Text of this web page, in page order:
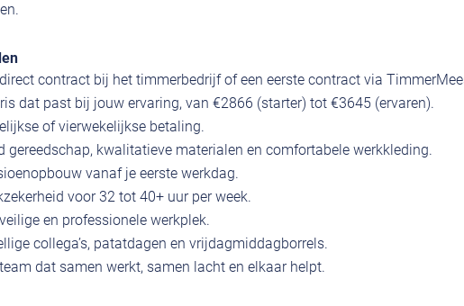
contract bij het timmerbedrijf of een eerste contract via
dat past bij jouw ervaring, van €2866 (starter) tot €3645 (ervaren).
of vierwekelijkse betaling.
gereedschap, kwalitatieve materialen en comfortabele werkkleding.
vanaf je eerste werkdag.
voor 32 tot 40+ uur per week.
en professionele werkplek.
collega’s, patatdagen en vrijdagmiddagborrels.
dat samen werkt, samen lacht en elkaar helpt.